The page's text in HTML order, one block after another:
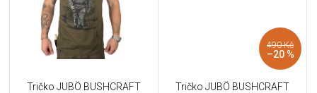
Tričko JUBÖ BUSHCRAFT
490 Kč
–20 %
Tričko JUBÖ BUSHCRAFT